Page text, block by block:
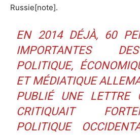
Russie[note].
EN 2014 DÉJÀ, 60
IMPORTANTES
POLITIQUE,
ET MÉDIATIQUE
PUBLIÉ UNE LETTRE
CRITIQUAIT
POLITIQUE